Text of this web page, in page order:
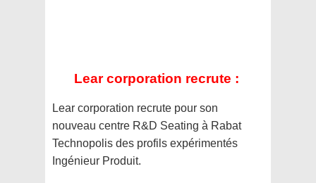
Lear corporation recrute :
Lear corporation recrute pour son
nouveau centre R&D Seating à Rabat
Technopolis des profils expérimentés
Ingénieur Produit.